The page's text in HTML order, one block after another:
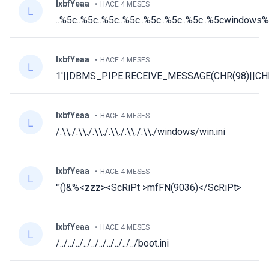
lxbfYeaa HACE 4 MESES
lxbfYeaa HACE 4 MESES
lxbfYeaa HACE 4 MESES
/.\\./.\\./.\\./.\\./.\\./.\\./windows/win.ini
lxbfYeaa HACE 4 MESES
'"()&%<zzz><ScRiPt >mfFN(9036)</ScRiPt>
lxbfYeaa HACE 4 MESES
/../../../../../../../../../../boot.ini